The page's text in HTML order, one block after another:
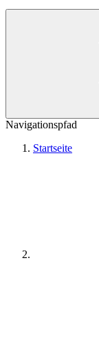
Navigationspfad
Startseite